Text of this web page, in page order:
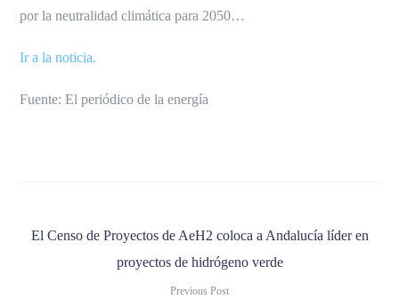
por la neutralidad climática para 2050…
Ir a la noticia.
Fuente: El periódico de la energía
El Censo de Proyectos de AeH2 coloca a Andalucía líder en
proyectos de hidrógeno verde
Previous Post